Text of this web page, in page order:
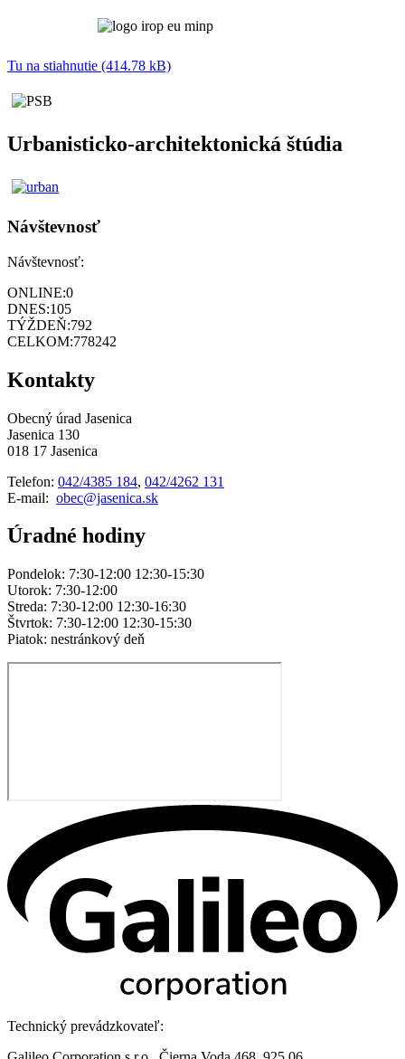
Tu na stiahnutie (414.78 kB)
Urbanisticko-architektonická štúdia
Návštevnosť
Návštevnosť:
ONLINE:0
DNES:105
TÝŽDEŇ:792
CELKOM:778242
Kontakty
Obecný úrad Jasenica
Jasenica 130
018 17 Jasenica
Telefon: 042/4385 184, 042/4262 131
E-mail: obec@jasenica.sk
Úradné hodiny
Pondelok: 7:30-12:00 12:30-15:30
Utorok: 7:30-12:00
Streda: 7:30-12:00 12:30-16:30
Štvrtok: 7:30-12:00 12:30-15:30
Piatok: nestránkový deň
Technický prevádzkovateľ: